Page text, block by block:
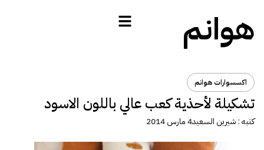
هوانم
اكسسوارات هوانم
تشكيلة لأحذية كعب عالي باللون الاسود
كتبه :شيرين السعيد4 مارس 2014